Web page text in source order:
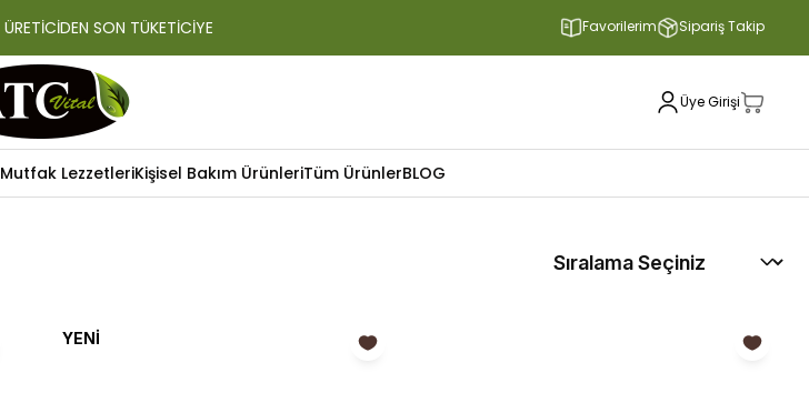
ÜRETİCİDEN SON TÜKETİCİYE Favorilerim Sipariş Takip
Üye Girişi
Mutfak LezzetleriKişisel Bakım ÜrünleriTüm ÜrünlerBLOG
YENI